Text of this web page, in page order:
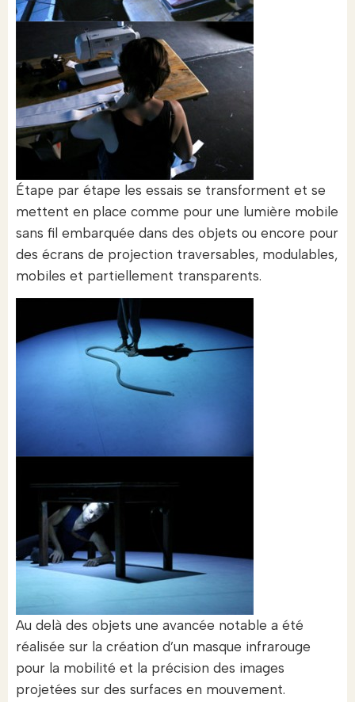
Étape par étape les essais se transforment et se
mettent en place comme pour une lumière mobile
sans fil embarquée dans des objets ou encore pour
des écrans de projection traversables, modulables,
mobiles et partiellement transparents.
Au delà des objets une avancée notable a été
réalisée sur la création d’un masque infrarouge
pour la mobilité et la précision des images
projetées sur des surfaces en mouvement.